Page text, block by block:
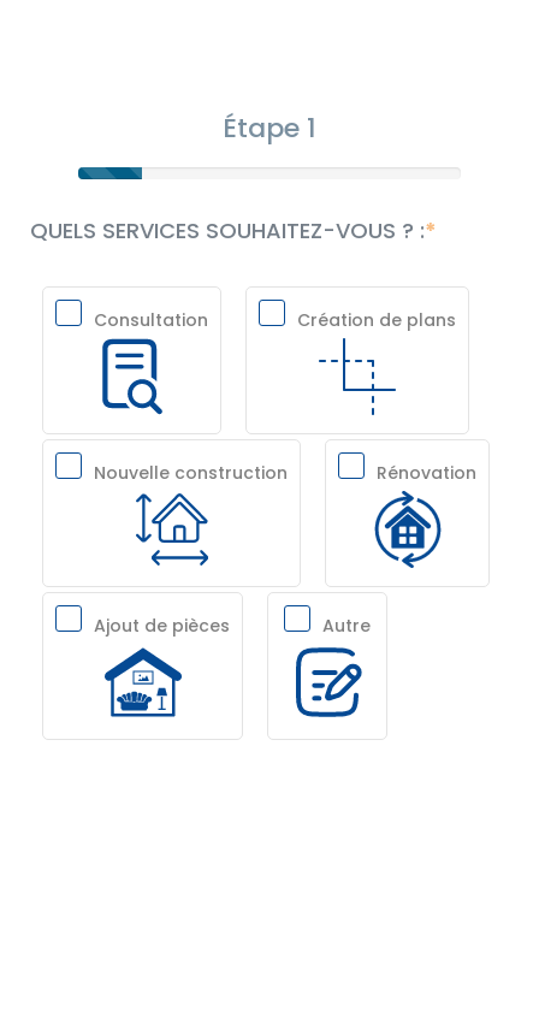
Étape 1
QUELS SERVICES SOUHAITEZ-VOUS ? :
Consultation Création de plans
Nouvelle construction Rénovation
Ajout de pièces Autre